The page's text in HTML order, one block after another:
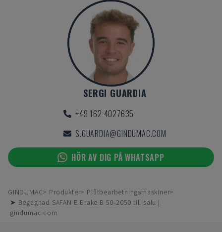
SERGI GUARDIA
+49 162 4027635
S.GUARDIA@GINDUMAC.COM
HÖR AV DIG PÅ WHATSAPP
GINDUMAC Produkter
Plåtbearbetningsmaskiner
➤ Begagnad SAFAN E-Brake B 50-2050 till salu |
gindumac.com